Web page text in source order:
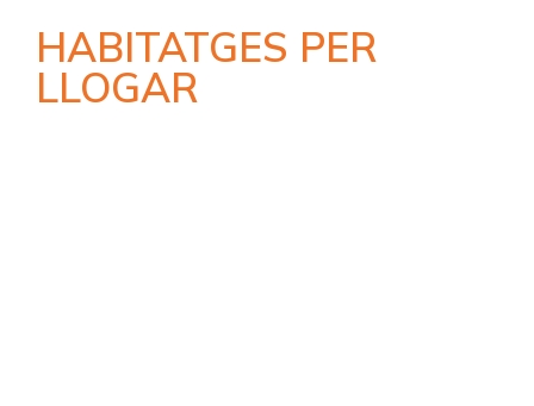
HABITATGES PER
LLOGAR